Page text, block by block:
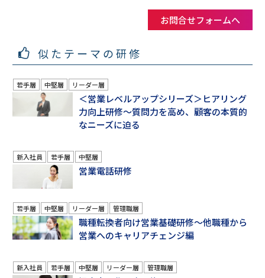
お問合せフォームへ
似たテーマの研修
若手層 中堅層 リーダー層
＜営業レベルアップシリーズ＞ヒアリング
力向上研修～質問力を高め、顧客の本質的
なニーズに迫る
新入社員 若手層 中堅層
営業電話研修
若手層 中堅層 リーダー層 管理職層
職種転換者向け営業基礎研修～他職種から
営業へのキャリアチェンジ編
新入社員 若手層 中堅層 リーダー層 管理職層